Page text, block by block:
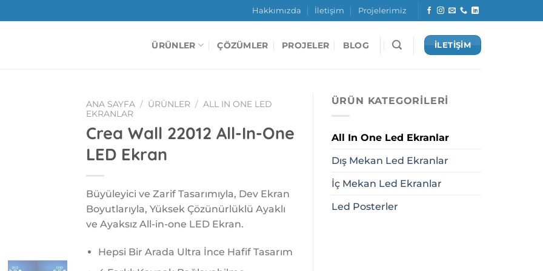
Hakkımızda İletişim Projelerimiz
ÜRÜNLER ÇÖZÜMLER PROJELER BLOG İLETİŞİM
ANA SAYFA / ÜRÜNLER / ALL IN ONE LED
EKRANLAR
Crea Wall 22012 All-In-One
LED Ekran
Büyüleyici ve Zarif Tasarımıyla, Dev Ekran
Boyutlarıyla, Yüksek Çözünürlüklü Ayaklı
ve Ayaksız All-in-one LED Ekran.
Hepsi Bir Arada Ultra İnce Hafif Tasarım
ÜRÜN KATEGORILERI
All In One Led Ekranlar
Dış Mekan Led Ekranlar
İç Mekan Led Ekranlar
Led Posterler